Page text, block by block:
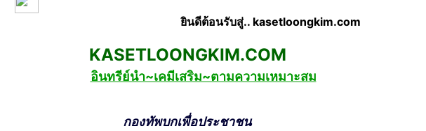
ยินดีต้อนรับสู่.. kasetloongkim.com
KASETLOONGKIM.COM
อินทรีย์นำ~เคมีเสริม~ตามความเหมาะสม
กองทัพบกเพื่อประชาชน